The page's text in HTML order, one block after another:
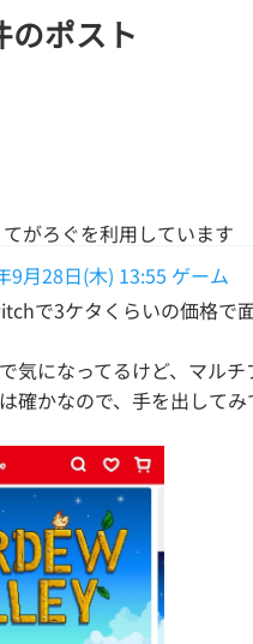
のポスト
てがろぐを利用しています
9月28日(木) 13:55 ゲーム
で3ケタくらいの価格で
気になってるけど、マル
確かなので、手を出して